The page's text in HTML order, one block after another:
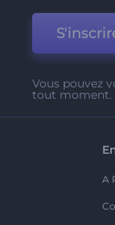
Vous pouvez
tout moment.
A